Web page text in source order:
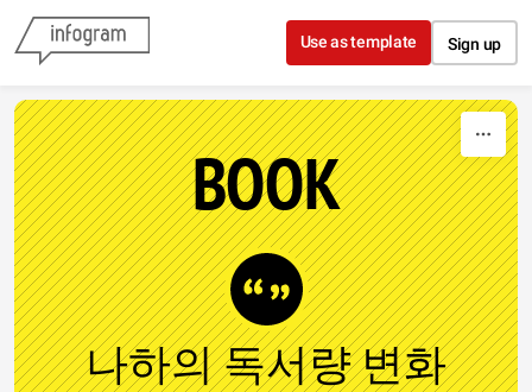
Skip to content
Use as template Sign up
BOOK
나하의 독서량 변화